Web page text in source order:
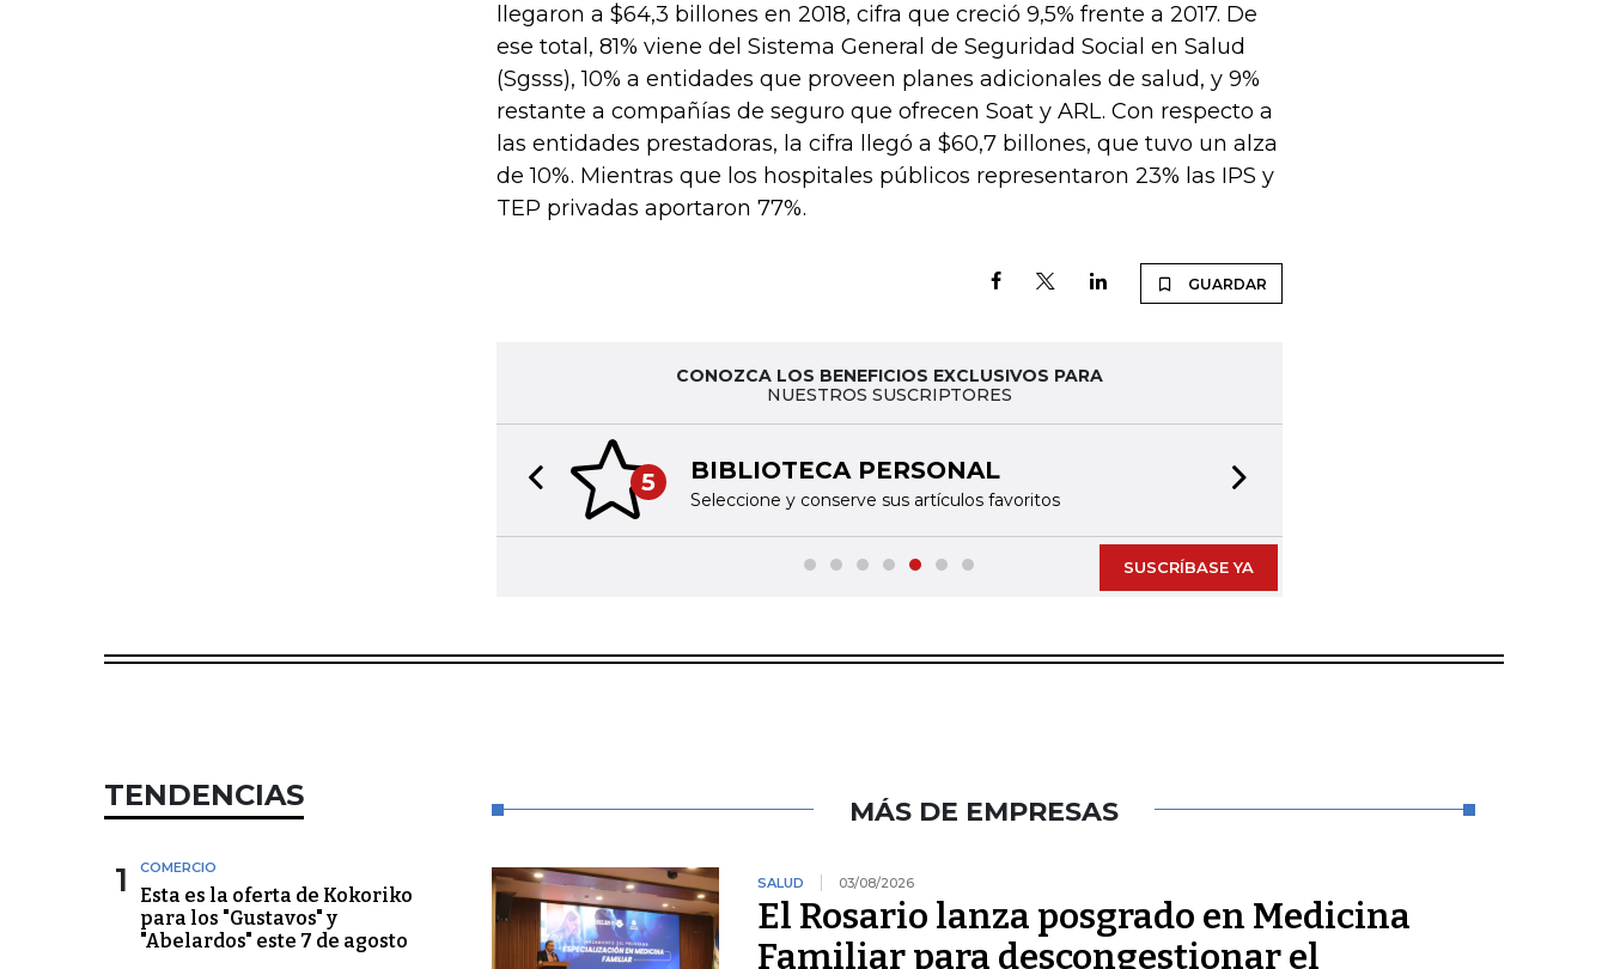
llegaron a $64,3 billones en 2018, cifra que creció 9,5% frente a 2017. De
ese total, 81% viene del Sistema General de Seguridad Social en Salud
(Sgsss), 10% a entidades que proveen planes adicionales de salud, y 9%
restante a compañías de seguro que ofrecen Soat y ARL. Con respecto a
las entidades prestadoras, la cifra llegó a $60,7 billones, que tuvo un alza
de 10%. Mientras que los hospitales públicos representaron 23% las IPS y
TEP privadas aportaron 77%.
GUARDAR
CONOZCA LOS BENEFICIOS EXCLUSIVOS PARA
NUESTROS SUSCRIPTORES
5 BIBLIOTECA PERSONAL
Seleccione y conserve sus artículos favoritos
Previous slide
SUSCRÍBASE YA
TENDENCIAS
1 COMERCIO
Esta es la oferta de Kokoriko
para los "Gustavos" y
"Abelardos" este 7 de agosto
MÁS DE EMPRESAS
SALUD 03/08/2026
El Rosario lanza posgrado en Medicina
Familiar para descongestionar el